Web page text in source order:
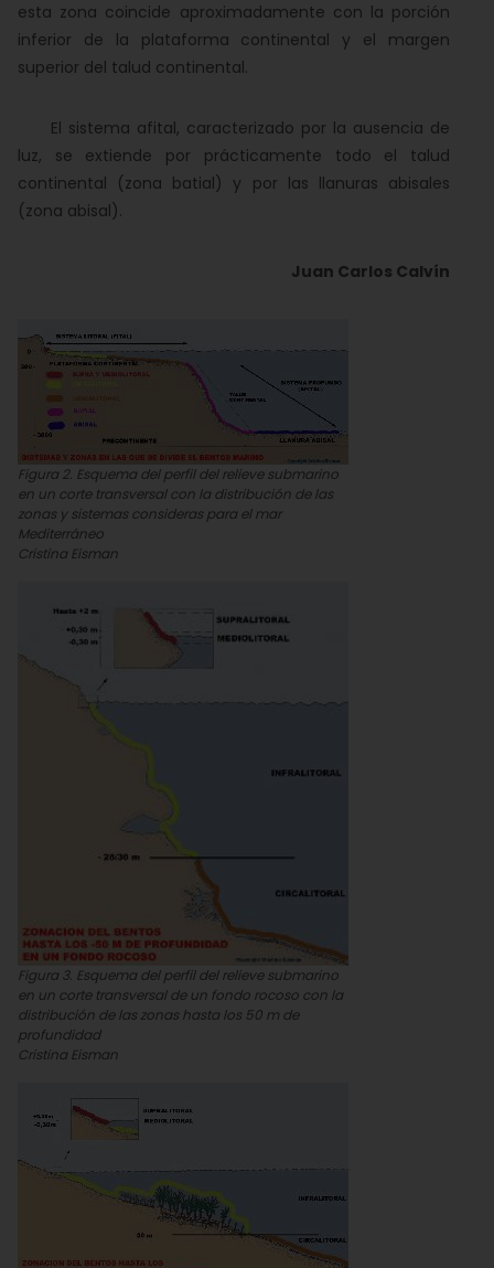
esta zona coincide aproximadamente con la porción
inferior de la plataforma continental y el margen
superior del talud continental.
El sistema afital, caracterizado por la ausencia de
luz, se extiende por prácticamente todo el talud
continental (zona batial) y por las llanuras abisales
(zona abisal).
Juan Carlos Calvín
Figura 2. Esquema del perfil del relieve submarino
en un corte transversal con la distribución de las
zonas y sistemas consideras para el mar
Mediterráneo
Cristina Eisman
Figura 3. Esquema del perfil del relieve submarino
en un corte transversal de un fondo rocoso con la
distribución de las zonas hasta los 50 m de
profundidad
Cristina Eisman